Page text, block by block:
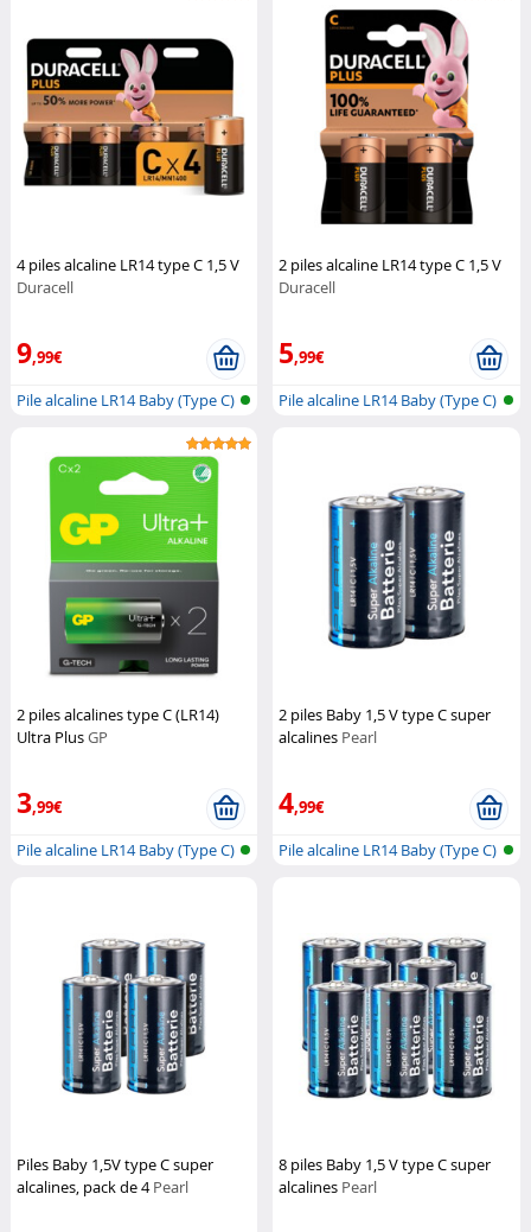
4 piles alcaline LR14 type C 1,5 V
Duracell
9,99€
Pile alcaline LR14 Baby (Type C)
2 piles alcaline LR14 type C 1,5 V
Duracell
5,99€
Pile alcaline LR14 Baby (Type C)
2 piles alcalines type C (LR14)
Ultra PlusGP
3,99€
Pile alcaline LR14 Baby (Type C)
2 piles Baby 1,5 V type C super
alcalines Pearl
4,99€
Pile alcaline LR14 Baby (Type C)
Piles Baby 1,5V type C super
alcalines, pack de 4Pearl
8 piles Baby 1,5 V type C super
alcalines Pearl